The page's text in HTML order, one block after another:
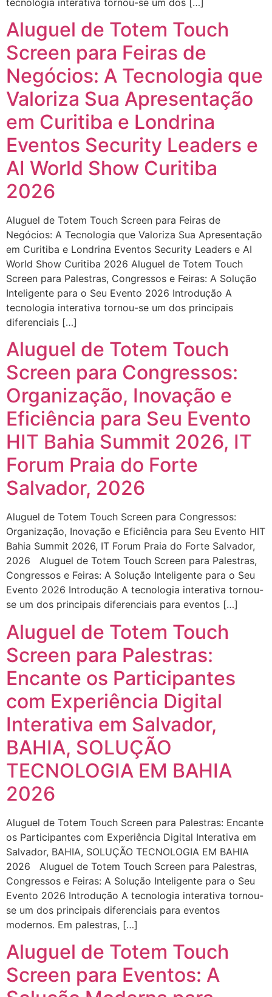
Aluguel de Totem Touch
Screen para Feiras de
Negócios: A Tecnologia que
Valoriza Sua Apresentação
em Curitiba e Londrina
Eventos Security Leaders e
AI World Show Curitiba
2026
Aluguel de Totem Touch Screen para Feiras de
Negócios: A Tecnologia que Valoriza Sua Apresentação
em Curitiba e Londrina Eventos Security Leaders e AI
World Show Curitiba 2026 Aluguel de Totem Touch
Screen para Palestras, Congressos e Feiras: A Solução
Inteligente para o Seu Evento 2026 Introdução A
tecnologia interativa tornou-se um dos principais
diferenciais […]
Aluguel de Totem Touch
Screen para Congressos:
Organização, Inovação e
Eficiência para Seu Evento
HIT Bahia Summit 2026, IT
Forum Praia do Forte
Salvador, 2026
Aluguel de Totem Touch Screen para Congressos:
Organização, Inovação e Eficiência para Seu Evento HIT
Bahia Summit 2026, IT Forum Praia do Forte Salvador,
2026 Aluguel de Totem Touch Screen para Palestras,
Congressos e Feiras: A Solução Inteligente para o Seu
Evento 2026 Introdução A tecnologia interativa tornou-
se um dos principais diferenciais para eventos […]
Aluguel de Totem Touch
Screen para Palestras:
Encante os Participantes
com Experiência Digital
Interativa em Salvador,
BAHIA, SOLUÇÃO
TECNOLOGIA EM BAHIA
2026
Aluguel de Totem Touch Screen para Palestras: Encante
os Participantes com Experiência Digital Interativa em
Salvador, BAHIA, SOLUÇÃO TECNOLOGIA EM BAHIA
2026 Aluguel de Totem Touch Screen para Palestras,
Congressos e Feiras: A Solução Inteligente para o Seu
Evento 2026 Introdução A tecnologia interativa tornou-
se um dos principais diferenciais para eventos
modernos. Em palestras, […]
Aluguel de Totem Touch
Screen para Eventos: A